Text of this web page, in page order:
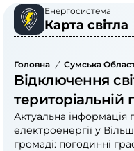
Енергосистема
Карта світла
Головна / Сумська
Відключення
територіальній
Актуальна інформація
електроенергії у
громаді: погодинні